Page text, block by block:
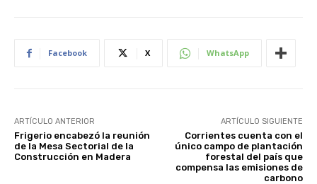
Facebook X WhatsApp
ARTÍCULO ANTERIOR
Frigerio encabezó la reunión
de la Mesa Sectorial de la
Construcción en Madera
ARTÍCULO SIGUIENTE
Corrientes cuenta con el
único campo de plantación
forestal del país que
compensa las emisiones de
carbono